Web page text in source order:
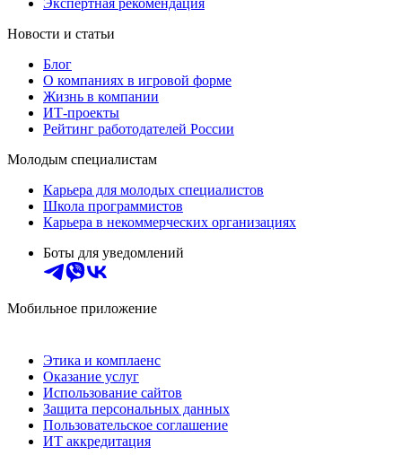
Новости и статьи
Блог
О компаниях в игровой форме
Жизнь в компании
ИТ-проекты
Рейтинг работодателей России
Молодым специалистам
Карьера для молодых специалистов
Школа программистов
Карьера в некоммерческих организациях
Боты для уведомлений
Мобильное приложение
Этика и комплаенс
Оказание услуг
Использование сайтов
Защита персональных данных
Пользовательское соглашение
ИТ аккредитация